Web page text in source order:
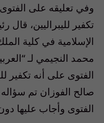
وفي تعليقه على
تكفير لليبراليين،
الإسلامية في كلية
محمد النجيمي لـ
الفتوى على أنه تكفير
صالح الفوزان تم
الفتوى وأجاب عليها